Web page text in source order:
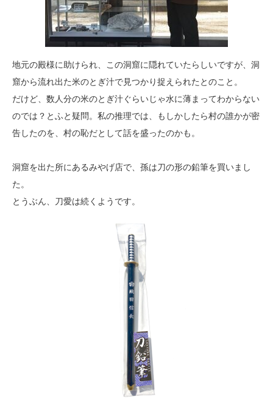
地元の殿様に助けられ、この洞窟に隠れていたらしいですが、洞
窟から流れ出た米のとぎ汁で見つかり捉えられたとのこと。
だけど、数人分の米のとぎ汁ぐらいじゃ水に薄まってわからない
のでは？とふと疑問。私の推理では、もしかしたら村の誰かが密
告したのを、村の恥だとして話を盛ったのかも。
洞窟を出た所にあるみやげ店で、孫は刀の形の鉛筆を買いまし
た。
とうぶん、刀愛は続くようです。